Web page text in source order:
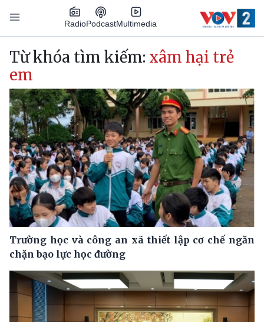
Nhảy đến nội dung
RadioPodcastMultimedia
Main navigation
Từ khóa tìm kiếm: xâm hại trẻ
em
Trường học và công an xã thiết lập cơ chế ngăn
chặn bạo lực học đường